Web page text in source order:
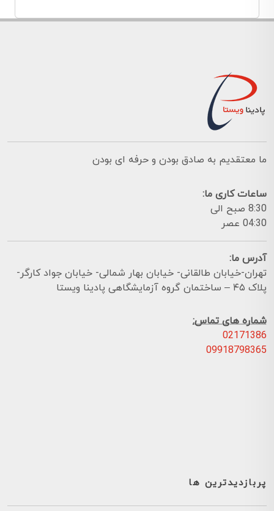
ما معتقدیم به صادق بودن و حرفه ای بودن
ساعات کاری ما:
8:30 صبح الی
04:30 عصر
آدرس ما:
تهران-خیابان طالقانی- خیابان بهار شمالی- خیابان جواد کارگر-
پلاک ۴۵ – ساختمان گروه آزمایشگاهی پادینا ویستا
شماره های تماس:
02171386
09918798365
پربازدیدترین ها